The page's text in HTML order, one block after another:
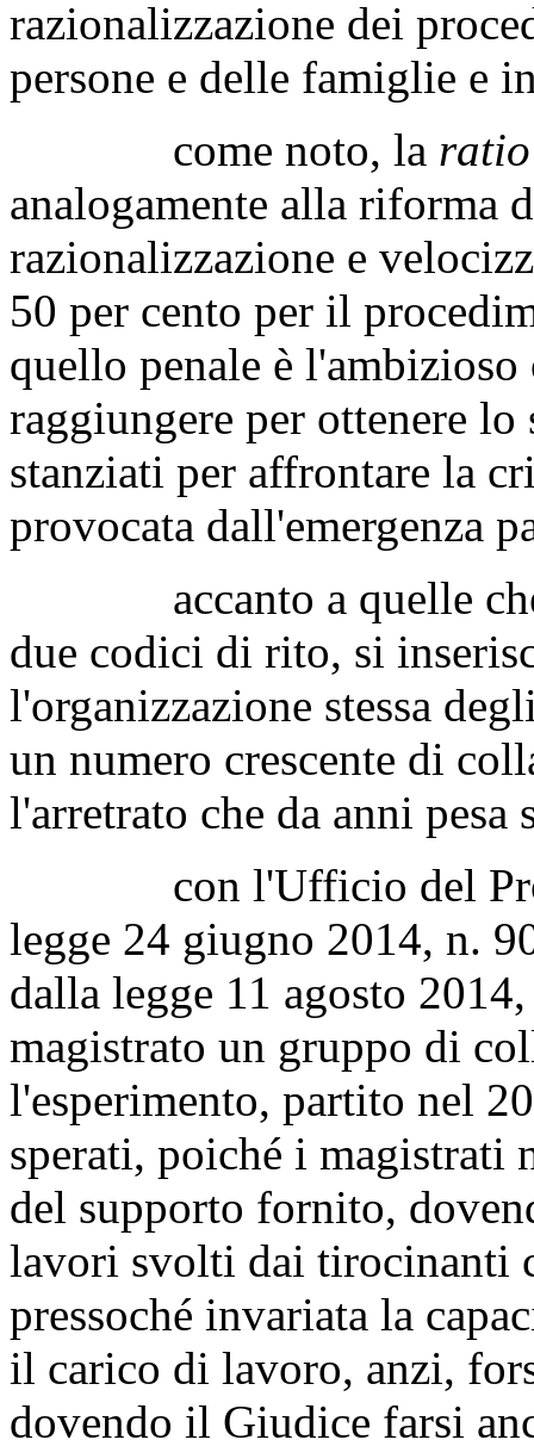
razionalizzazione dei
persone e delle famiglie e
come noto, la ratio
analogamente alla riforma
razionalizzazione e
50 per cento per il
quello penale è
raggiungere per ottenere
stanziati per affrontare la
provocata dall'emergenza
accanto a quelle che
due codici di rito, si
l'organizzazione stessa
un numero crescente di
l'arretrato che da anni
con l'Ufficio del
legge 24 giugno 2014, n.
dalla legge 11 agosto
magistrato un gruppo di
l'esperimento, partito nel
sperati, poiché i magistrati
del supporto fornito,
lavori svolti dai tirocinanti
pressoché invariata la
il carico di lavoro, anzi,
dovendo il Giudice farsi